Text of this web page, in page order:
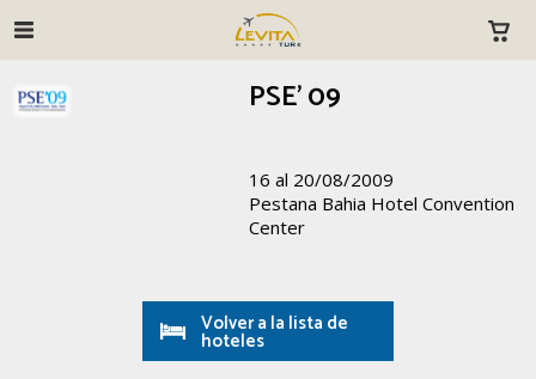
PSE' 09
16 al 20/08/2009
Pestana Bahia Hotel Convention
Center
Volver a la lista de
hoteles